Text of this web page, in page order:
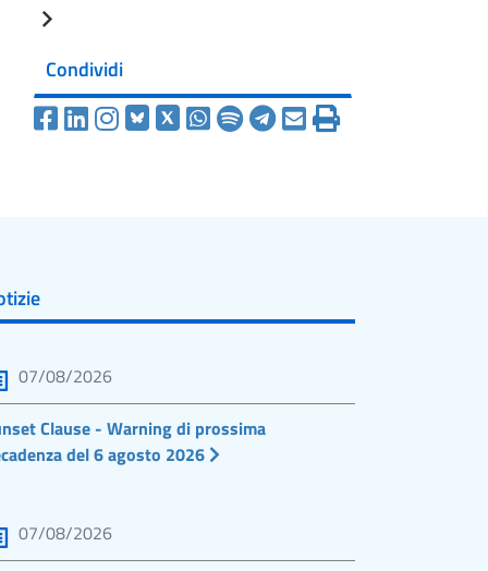
Condividi
07/08/2026
Clause - Warning di prossima
del 6 agosto 2026
07/08/2026